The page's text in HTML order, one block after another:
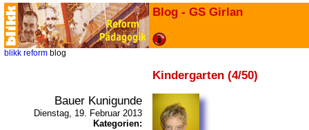
Blog - GS Girlan
blikk reform blog
Kindergarten (4/50)
Bauer Kunigunde
Dienstag, 19. Februar 2013
Kategorien: